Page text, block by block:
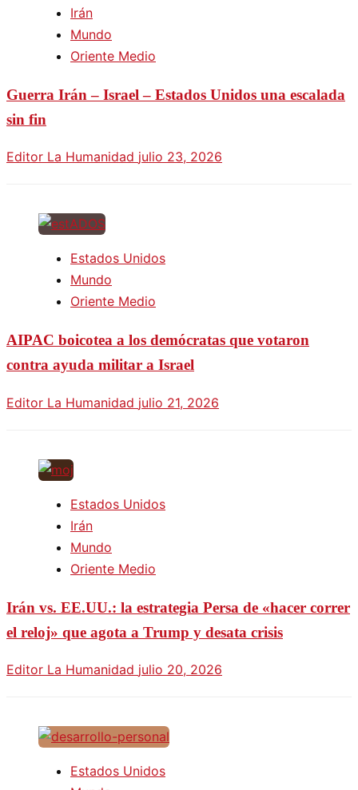
Irán
Mundo
Oriente Medio
Guerra Irán – Israel – Estados Unidos una escalada
sin fin
Editor La Humanidad julio 23, 2026
Estados Unidos
Mundo
Oriente Medio
AIPAC boicotea a los demócratas que votaron
contra ayuda militar a Israel
Editor La Humanidad julio 21, 2026
Estados Unidos
Irán
Mundo
Oriente Medio
Irán vs. EE.UU.: la estrategia Persa de «hacer correr
el reloj» que agota a Trump y desata crisis
Editor La Humanidad julio 20, 2026
Estados Unidos